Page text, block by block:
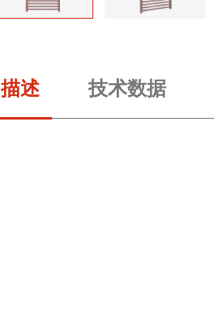
描述 技术数据